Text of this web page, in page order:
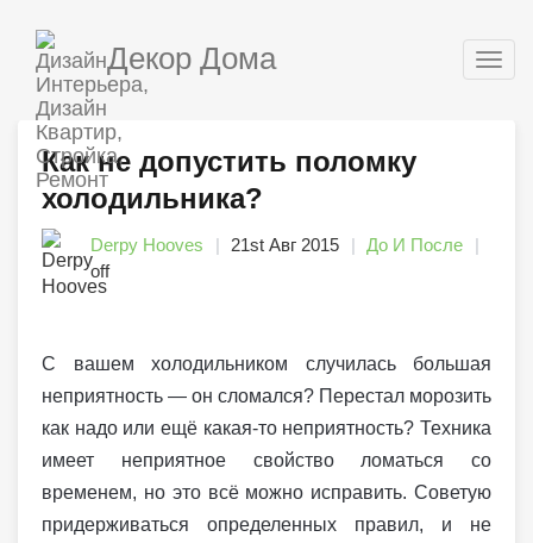
Декор Дома
Как не допустить поломку
холодильника?
Derpy Hooves 21st Авг 2015
До И После
off
С вашем холодильником случилась большая
неприятность — он сломался? Перестал морозить
как надо или ещё какая-то неприятность? Техника
имеет неприятное свойство ломаться со
временем, но это всё можно исправить. Советую
придерживаться определенных правил, и не